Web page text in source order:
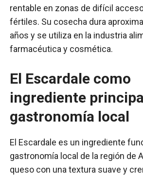
rentable en zonas de difícil
fértiles. Su cosecha dura
años y se utiliza en la industria
farmacéutica y cosmética.
El Escardale como
ingrediente
gastronomía local
El Escardale es un ingrediente
gastronomía local de la región de
queso con una textura suave y